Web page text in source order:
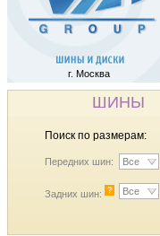
г. Москва
ШИНЫ
Поиск по размерам:
Передних шин: Все
Задних шин: ? Все